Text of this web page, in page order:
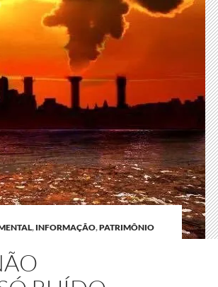
, INFORMAÇÃO,PATRIMÔNIO